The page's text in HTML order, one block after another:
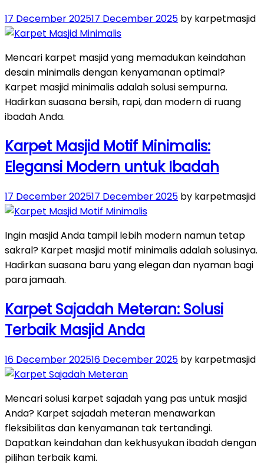
Posted
on
17 December 202517 December 2025 by karpetmasjid
Mencari karpet masjid yang memadukan keindahan
desain minimalis dengan kenyamanan optimal?
Karpet masjid minimalis adalah solusi sempurna.
Hadirkan suasana bersih, rapi, dan modern di ruang
ibadah Anda.
Karpet Masjid Motif Minimalis:
Elegansi Modern untuk Ibadah
Posted
on
17 December 202517 December 2025 by karpetmasjid
Ingin masjid Anda tampil lebih modern namun tetap
sakral? Karpet masjid motif minimalis adalah solusinya.
Hadirkan suasana baru yang elegan dan nyaman bagi
para jamaah.
Karpet Sajadah Meteran: Solusi
Terbaik Masjid Anda
Posted
on
16 December 202516 December 2025 by karpetmasjid
Mencari solusi karpet sajadah yang pas untuk masjid
Anda? Karpet sajadah meteran menawarkan
fleksibilitas dan kenyamanan tak tertandingi.
Dapatkan keindahan dan kekhusyukan ibadah dengan
pilihan terbaik kami.